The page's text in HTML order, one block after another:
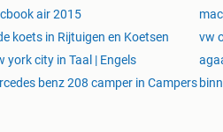
air 2015
koets in Rijtuigen en Koetsen
vw
york city in Taal | Engels
benz 208 camper in Campers